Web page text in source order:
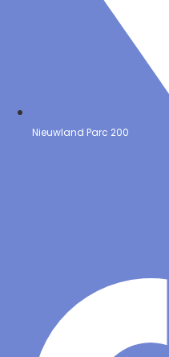
Nieuwland Parc 200